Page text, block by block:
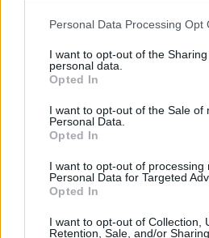
Please note that this website/app
not limited to your visit or usage
grant or deny consent to Google
use your data for below specified
consent section.
Personal Data Processing Opt
I want to opt-out of the
personal data.
Opted In
I want to opt-out of the Sale of
Personal Data.
Opted In
I want to opt-out of processing
Personal Data for Targeted
Opted In
I want to opt-out of Collection,
Retention, Sale, and/or
Suomi
Englanti
Ruotsi
Yhtiökoko
Pienet
Mikrot